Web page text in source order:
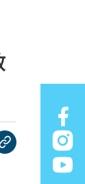
視窗]分享到
開新視窗]分享
複製連結